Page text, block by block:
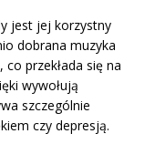
jest jej korzystny
dobrana muzyka
przekłada się na
wywołują
szczególnie
czy depresją.